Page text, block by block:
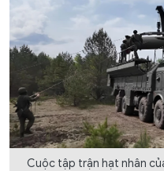
Cuộc tập trận hạt nhân